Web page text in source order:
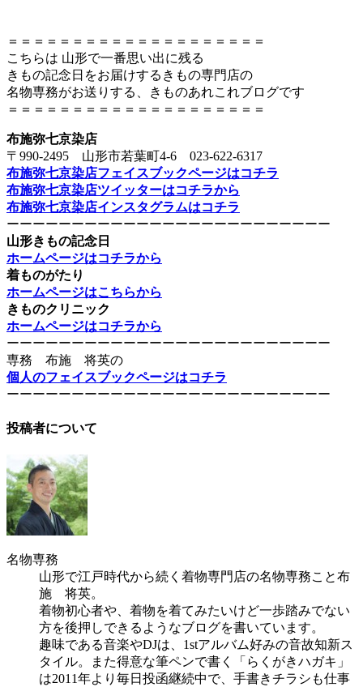
＝＝＝＝＝＝＝＝＝＝＝＝＝＝＝＝＝＝＝＝
こちらは 山形で一番思い出に残る
きもの記念日をお届けするきもの専門店の
名物専務がお送りする、きものあれこれブログです
＝＝＝＝＝＝＝＝＝＝＝＝＝＝＝＝＝＝＝＝
布施弥七京染店
〒990-2495 山形市若葉町4-6 023-622-6317
布施弥七京染店フェイスブックページはコチラ
布施弥七京染店ツイッターはコチラから
布施弥七京染店インスタグラムはコチラ
ーーーーーーーーーーーーーーーーーーーーーーーーー
山形きもの記念日
ホームページはコチラから
着ものがたり
ホームページはこちらから
きものクリニック
ホームページはコチラから
ーーーーーーーーーーーーーーーーーーーーーーーーー
専務 布施 将英の
個人のフェイスブックページはコチラ
ーーーーーーーーーーーーーーーーーーーーーーーーー
投稿者について
名物専務
山形で江戸時代から続く着物専門店の名物専務こと布
施 将英。
着物初心者や、着物を着てみたいけど一歩踏みでない
方を後押しできるようなブログを書いています。
趣味である音楽やDJは、1stアルバム好みの音故知新ス
タイル。また得意な筆ペンで書く「らくがきハガキ」
は2011年より毎日投函継続中で、手書きチラシも仕事